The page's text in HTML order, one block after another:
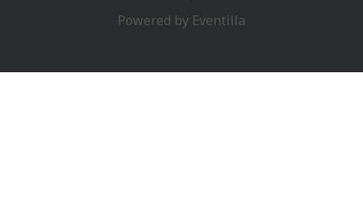
Powered by Eventilla